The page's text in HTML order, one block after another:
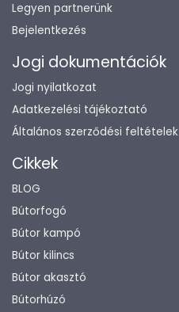
Legyen partnerünk
Bejelentkezés
Jogi dokumentációk
Jogi nyilatkozat
Adatkezelési tájékoztató
Általános szerződési feltételek
Cikkek
BLOG
Bútorfogó
Bútor kampó
Bútor kilincs
Bútor akasztó
Bútorhúzó